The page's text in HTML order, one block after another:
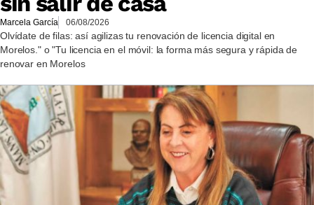
Marcela García 06/08/2026
Olvídate de filas: así agilizas tu renovación de licencia digital en
Morelos." o "Tu licencia en el móvil: la forma más segura y rápida de
renovar en Morelos